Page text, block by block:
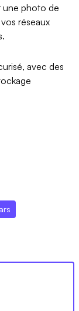
une photo de
réseaux
avec des